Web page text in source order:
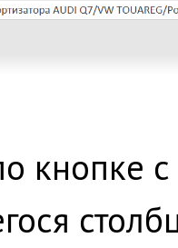
кнопке